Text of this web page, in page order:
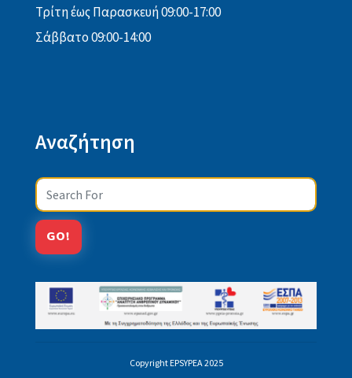
Τρίτη έως Παρασκευή 09:00-17:00
Σάββατο 09:00-14:00
Αναζήτηση
Search
GO!
Copyright EPSYPEA 2025